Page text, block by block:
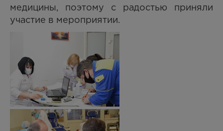
медицины, поэтому с радостью приняли
участие в мероприятии.